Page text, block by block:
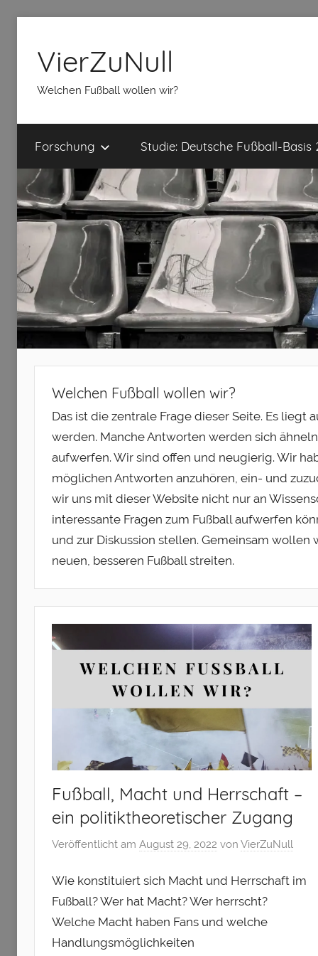
springen
VierZuNull
Welchen Fußball wollen wir?
Forschung Studie: Deutsche Fußball-Basis
Welchen Fußball wollen wir?
Das ist die zentrale Frage dieser Seite. Es
werden. Manche Antworten werden sich
aufwerfen. Wir sind offen und neugierig. Wir
möglichen Antworten anzuhören, ein- und
wir uns mit dieser Website nicht nur an
interessante Fragen zum Fußball aufwerfen
und zur Diskussion stellen. Gemeinsam
neuen, besseren Fußball streiten.
Fußball, Macht und Herrschaft –
ein politiktheoretischer Zugang
Veröffentlicht am August 29, 2022 von VierZuNull
Wie konstituiert sich Macht und Herrschaft im
Fußball? Wer hat Macht? Wer herrscht?
Welche Macht haben Fans und welche
Handlungsmöglichkeiten